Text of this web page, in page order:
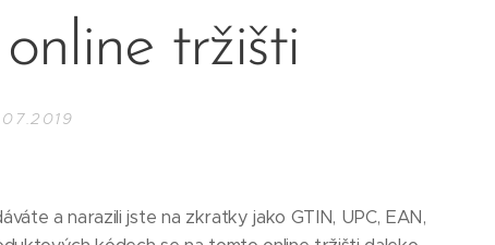
tržišti
a narazili jste na zkratky jako GTIN, UPC, EAN,